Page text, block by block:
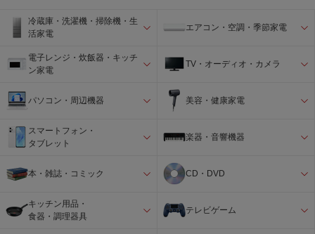
付属品
バッテリーパック、バッテリーチャージ
ーグリップ接点カバー
冷蔵庫・洗濯機・掃除機・生
活家電
エアコン・空調・季節家電
電子レンジ・炊飯器・キッチ
ン家電
TV・オーディオ・カメラ
パソコン・周辺機器 美容・健康家電
スマートフォン・
タブレット
楽器・音響機器
本・雑誌・コミック CD・DVD
キッチン用品・
食器・調理器具
テレビゲーム